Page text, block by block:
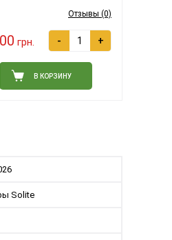
Отзывы (0)
грн. - +
В КОРЗИНУ
Solite